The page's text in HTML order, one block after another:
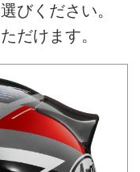
びください。
だけます。